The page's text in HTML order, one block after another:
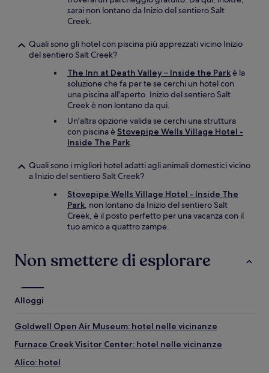
sarai non lontano da Inizio del sentiero Salt
Creek.
Quali sono gli hotel con piscina più apprezzati vicino Inizio
del sentiero Salt Creek?
The Inn at Death Valley – Inside the Parkè la
soluzione che fa per te se cerchi un hotel con
una piscina all'aperto. Inizio del sentiero Salt
Creek è non lontano da qui.
Un'altra opzione valida se cerchi una struttura
con piscina è Stovepipe Wells Village Hotel -
Inside The Park.
Quali sono i migliori hotel adatti agli animali domestici vicino
a Inizio del sentiero Salt Creek?
Stovepipe Wells Village Hotel - Inside The
Park, non lontano da Inizio del sentiero Salt
Creek, è il posto perfetto per una vacanza con il
tuo amico a quattro zampe.
Non smettere di esplorare
Alloggi
Goldwell Open Air Museum: hotel nelle vicinanze
Furnace Creek Visitor Center: hotel nelle vicinanze
Alico: hotel